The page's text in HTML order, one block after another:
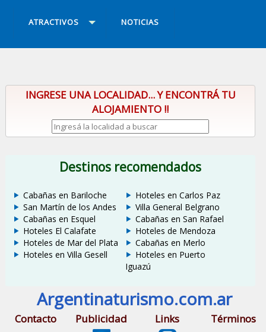
ATRACTIVOS NOTICIAS
INGRESE UNA LOCALIDAD... Y ENCONTRÁ TU
ALOJAMIENTO !!
Destinos recomendados
Cabañas en Bariloche
San Martín de los Andes
Cabañas en Esquel
Hoteles El Calafate
Hoteles de Mar del Plata
Hoteles en Villa Gesell
Hoteles en Carlos Paz
Villa General Belgrano
Cabañas en San Rafael
Hoteles de Mendoza
Cabañas en Merlo
Hoteles en Puerto
Iguazú
Argentinaturismo.com.ar
Contacto Publicidad Links Términos